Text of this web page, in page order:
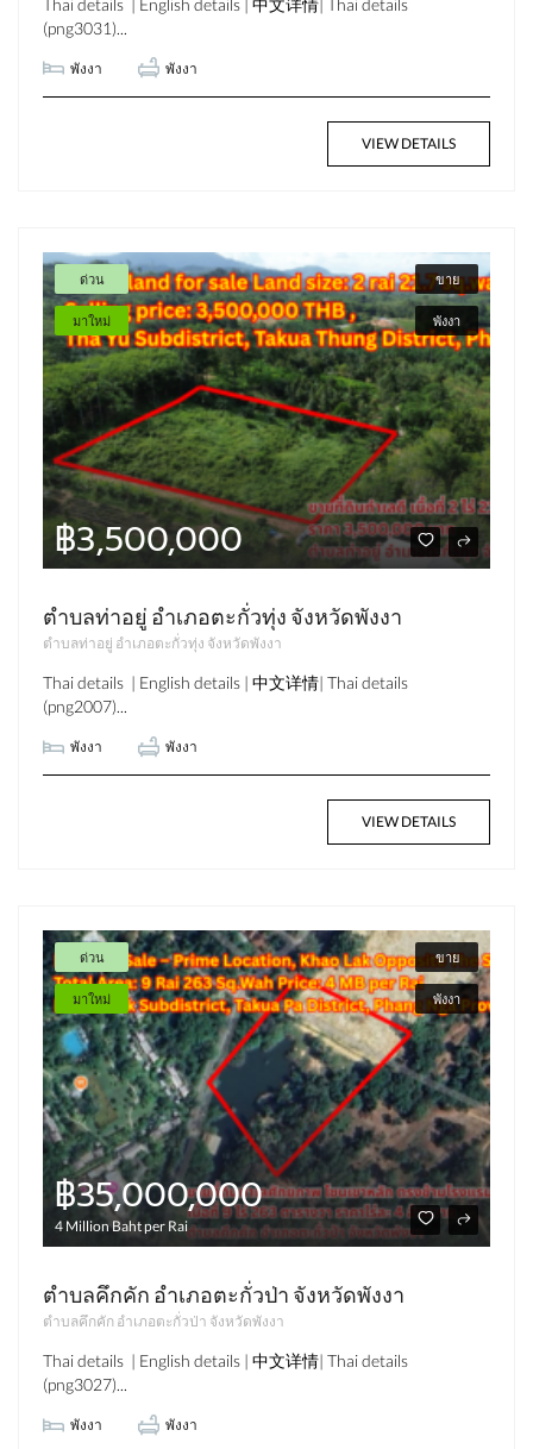
Thai details | English details | 中文详情| Thai details
(png3031)...
พังงา พังงา
VIEW DETAILS
ด่วน
มาใหม่
ขาย
พังงา
฿3,500,000
ตำบลท่าอยู่ อำเภอตะกั่วทุ่ง จังหวัดพังงา
ตำบลท่าอยู่ อำเภอตะกั่วทุ่ง จังหวัดพังงา
Thai details | English details | 中文详情| Thai details
(png2007)...
พังงา พังงา
VIEW DETAILS
ด่วน
มาใหม่
ขาย
พังงา
฿35,000,000
4 Million Baht per Rai
ตำบลคึกคัก อำเภอตะกั่วป่า จังหวัดพังงา
ตำบลคึกคัก อำเภอตะกั่วป่า จังหวัดพังงา
Thai details | English details | 中文详情| Thai details
(png3027)...
พังงา พังงา